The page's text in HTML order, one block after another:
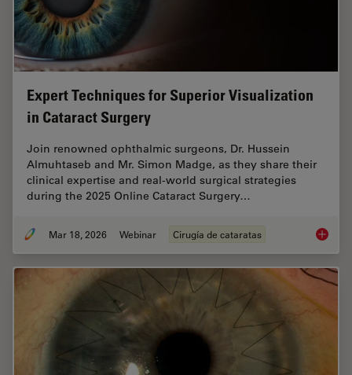
Expert Techniques for Superior Visualization
in Cataract Surgery
Join renowned ophthalmic surgeons, Dr. Hussein
Almuhtaseb and Mr. Simon Madge, as they share their
clinical expertise and real-world surgical strategies
during the 2025 Online Cataract Surgery…
Mar 18, 2026 Webinar Cirugía de cataratas Expert